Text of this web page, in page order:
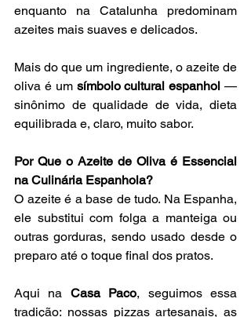
enquanto na Catalunha predominam
azeites mais suaves e delicados.
Mais do que um ingrediente, o azeite de
oliva é um símbolo cultural espanhol —
sinônimo de qualidade de vida, dieta
equilibrada e, claro, muito sabor.
Por Que o Azeite de Oliva é Essencial
na Culinária Espanhola?
O azeite é a base de tudo. Na Espanha,
ele substitui com folga a manteiga ou
outras gorduras, sendo usado desde o
preparo até o toque final dos pratos.
Aqui na Casa Paco, seguimos essa
tradição: nossas pizzas artesanais, as